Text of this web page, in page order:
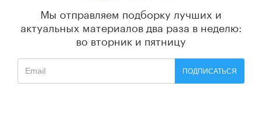
Мы отправляем подборку лучших и
актуальных материалов два раза в неделю:
во вторник и пятницу
ПОДПИСАТЬСЯ